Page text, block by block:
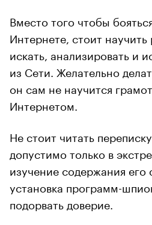
Вместо того чтобы
Интернете, стоит
искать, анализировать и
из Сети. Желательно
он сам не научится
Интернетом.
Не стоит читать
допустимо только в
изучение содержания
установка программ-
подорвать доверие.